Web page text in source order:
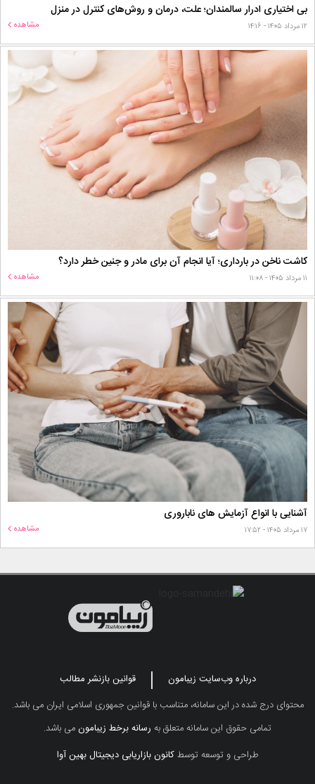
بی اختیاری ادرار سالمندان؛ علت، درمان و روش‌های کنترل در منزل
۱۲ مرداد ۱۴۰۵ - ۱۴:۱۶ مشاهده
کاشت ناخن در بارداری؛ آیا انجام آن برای مادر و جنین خطر دارد؟
۱۱ مرداد ۱۴۰۵ - ۱۱:۰۸ مشاهده
آشنایی با انواع آزمایش های ناباروری
۱۷ مرداد ۱۴۰۵ - ۱۷:۵۲ مشاهده
درباره وب‌سایت زیبامون
قوانین بازنشر مطالب
محتوای درج شده در این سامانه، متناسب با قوانین جمهوری اسلامی ایران می باشد.
تمامی حقوق این سامانه متعلق به رسانه برخط زیبامونمی باشد.
طراحی و توسعه توسطکانون بازاریابی دیجیتال بهین آوا